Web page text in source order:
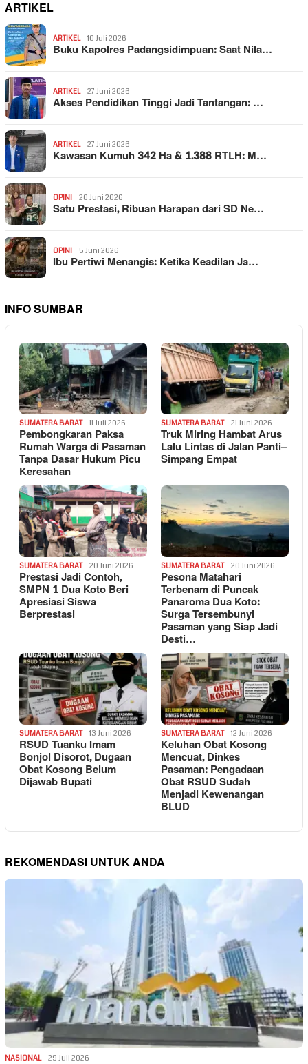
ARTIKEL
ARTIKEL 10 Juli 2026
Buku Kapolres Padangsidimpuan: Saat Nila…
ARTIKEL 27 Juni 2026
Akses Pendidikan Tinggi Jadi Tantangan: …
ARTIKEL 27 Juni 2026
Kawasan Kumuh 342 Ha & 1.388 RTLH: M…
OPINI 20 Juni 2026
Satu Prestasi, Ribuan Harapan dari SD Ne…
OPINI 5 Juni 2026
Ibu Pertiwi Menangis: Ketika Keadilan Ja…
INFO SUMBAR
SUMATERA BARAT 11 Juli 2026
Pembongkaran Paksa
Rumah Warga di Pasaman
Tanpa Dasar Hukum Picu
Keresahan
SUMATERA BARAT 21 Juni 2026
Truk Miring Hambat Arus
Lalu Lintas di Jalan Panti–
Simpang Empat
SUMATERA BARAT 20 Juni 2026
Prestasi Jadi Contoh,
SMPN 1 Dua Koto Beri
Apresiasi Siswa
Berprestasi
SUMATERA BARAT 20 Juni 2026
Pesona Matahari
Terbenam di Puncak
Panaroma Dua Koto:
Surga Tersembunyi
Pasaman yang Siap Jadi
Desti…
SUMATERA BARAT 13 Juni 2026
RSUD Tuanku Imam
Bonjol Disorot, Dugaan
Obat Kosong Belum
Dijawab Bupati
SUMATERA BARAT 12 Juni 2026
Keluhan Obat Kosong
Mencuat, Dinkes
Pasaman: Pengadaan
Obat RSUD Sudah
Menjadi Kewenangan
BLUD
REKOMENDASI UNTUK ANDA
NASIONAL 29 Juli 2026